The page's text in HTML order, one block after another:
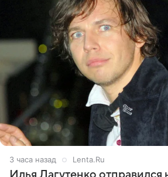
3 часа назад Lenta.Ru